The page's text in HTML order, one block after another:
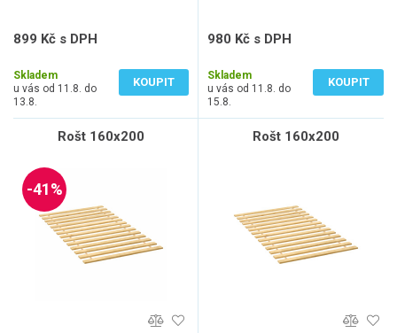
899 Kč s DPH
Skladem
u vás od 11.8. do
13.8.
KOUPIT
980 Kč s DPH
Skladem
u vás od 11.8. do
15.8.
KOUPIT
Rošt 160x200
-41%
Rošt 160x200